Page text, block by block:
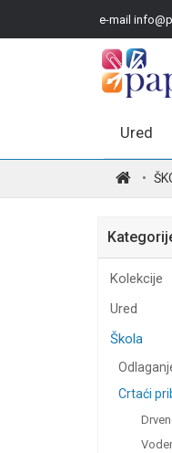
e-mail
Ured
Kolekcije
Ured
Škola
Crtaći